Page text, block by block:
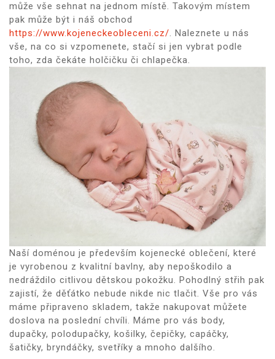
může vše sehnat na jednom místě. Takovým místem
pak může být i náš obchod
https://www.kojeneckeobleceni.cz/. Naleznete u nás
vše, na co si vzpomenete, stačí si jen vybrat podle
toho, zda čekáte holčičku či chlapečka.
Naší doménou je především kojenecké oblečení, které
je vyrobenou z kvalitní bavlny, aby nepoškodilo a
nedráždilo citlivou dětskou pokožku. Pohodlný střih pak
zajistí, že děťátko nebude nikde nic tlačit. Vše pro vás
máme připraveno skladem, takže nakupovat můžete
doslova na poslední chvíli. Máme pro vás body,
dupačky, polodupačky, košilky, čepičky, capáčky,
šatičky, bryndáčky, svetříky a mnoho dalšího.